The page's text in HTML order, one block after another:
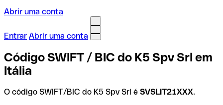
Abrir uma conta
Entrar Abrir uma conta
Código SWIFT / BIC do K5 Spv Srl em
Itália
O código SWIFT/BIC do K5 Spv Srl é SVSLIT21XXX.